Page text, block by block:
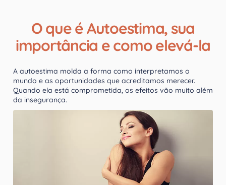
O que é Autoestima, sua
importância e como elevá-la
A autoestima molda a forma como interpretamos o
mundo e as oportunidades que acreditamos merecer.
Quando ela está comprometida, os efeitos vão muito além
da insegurança.